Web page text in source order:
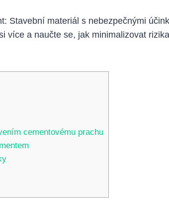
Stavební materiál s nebezpečnými
více a naučte se, jak minimalizovat
cementovému prachu